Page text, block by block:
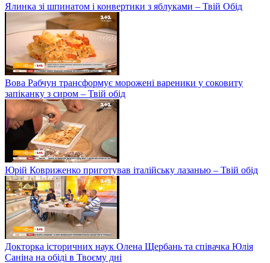
Ялинка зі шпинатом і конвертики з яблуками – Твій Обід
Вова Рабчун трансформує морожені вареники у соковиту
запіканку з сиром – Твій обід
Юрій Ковриженко приготував італійську лазанью – Твій обід
Докторка історичних наук Олена Щербань та співачка Юлія
Саніна на обіді в Твоєму дні